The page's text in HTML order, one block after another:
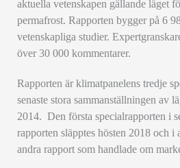
aktuella vetenskapen gällande läget
permafrost. Rapporten bygger på 6
vetenskapliga studier.
över 30 000 kommentarer.
Rapporten är klimatpanelens tredje
senaste stora sammanställningen av
2014. Den första specialrapporten i
rapporten släpptes hösten 2018 och
andra rapport som handlade om